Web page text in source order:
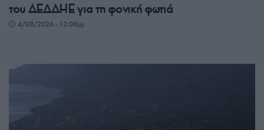
του ΔΕΔΔΗΕ για τη φονική φωτιά
4/08/2026 - 12:08μμ